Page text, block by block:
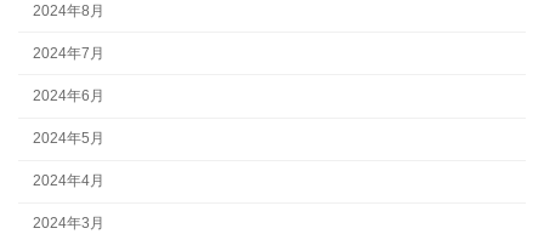
2024年8月
2024年7月
2024年6月
2024年5月
2024年4月
2024年3月